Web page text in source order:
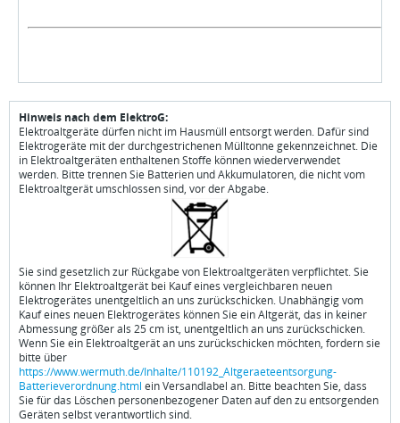
Hinweis nach dem ElektroG:
Elektroaltgeräte dürfen nicht im Hausmüll entsorgt werden. Dafür sind
Elektrogeräte mit der durchgestrichenen Mülltonne gekennzeichnet. Die
in Elektroaltgeräten enthaltenen Stoffe können wiederverwendet
werden. Bitte trennen Sie Batterien und Akkumulatoren, die nicht vom
Elektroaltgerät umschlossen sind, vor der Abgabe.
Sie sind gesetzlich zur Rückgabe von Elektroaltgeräten verpflichtet. Sie
können Ihr Elektroaltgerät bei Kauf eines vergleichbaren neuen
Elektrogerätes unentgeltlich an uns zurückschicken. Unabhängig vom
Kauf eines neuen Elektrogerätes können Sie ein Altgerät, das in keiner
Abmessung größer als 25 cm ist, unentgeltlich an uns zurückschicken.
Wenn Sie ein Elektroaltgerät an uns zurückschicken möchten, fordern sie
bitte über
https://www.wermuth.de/Inhalte/110192_Altgeraeteentsorgung-
Batterieverordnung.html ein Versandlabel an. Bitte beachten Sie, dass
Sie für das Löschen personenbezogener Daten auf den zu entsorgenden
Geräten selbst verantwortlich sind.